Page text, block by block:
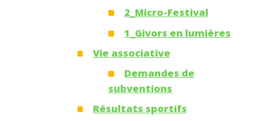
2_Micro-Festival
1_Givors en lumières
Vie associative
Demandes de
subventions
Résultats sportifs